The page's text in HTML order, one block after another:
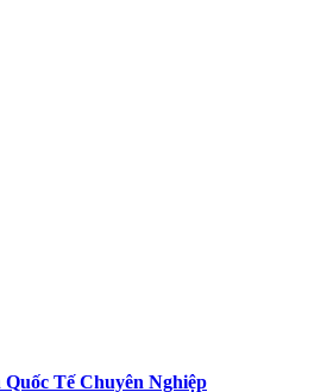
Tế Chuyên Nghiệp